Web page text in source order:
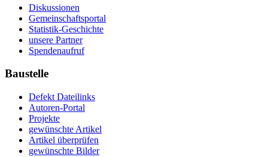
Diskussionen
Gemeinschaftsportal
Statistik-Geschichte
unsere Partner
Spendenaufruf
Baustelle
Defekt Dateilinks
Autoren-Portal
Projekte
gewünschte Artikel
Artikel überprüfen
gewünschte Bilder